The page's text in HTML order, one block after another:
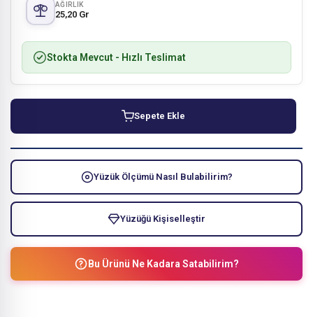
AĞIRLIK
25,20 Gr
Stokta Mevcut - Hızlı Teslimat
Sepete Ekle
Yüzük Ölçümü Nasıl Bulabilirim?
Yüzüğü Kişiselleştir
Bu Ürünü Ne Kadara Satabilirim?